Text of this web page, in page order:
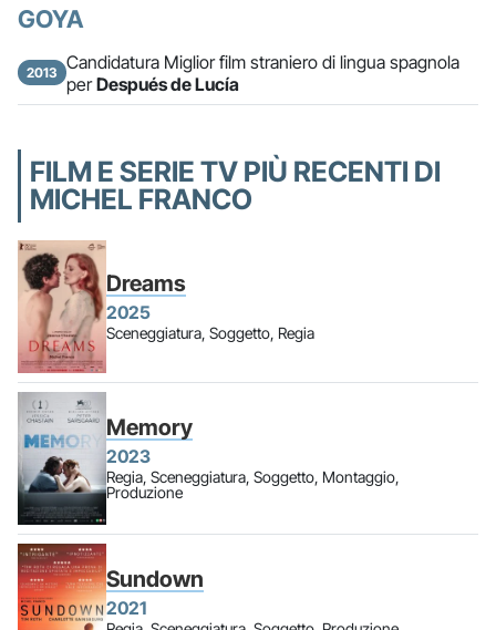
GOYA
2013 Candidatura Miglior film straniero di lingua spagnola
perDespués de Lucía
FILM E SERIE TV PIÙ RECENTI DI
MICHEL FRANCO
Dreams
2025
Sceneggiatura, Soggetto, Regia
Memory
2023
Regia, Sceneggiatura, Soggetto, Montaggio,
Produzione
Sundown
2021